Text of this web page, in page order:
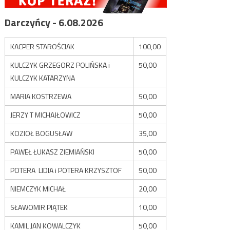
Darczyńcy - 6.08.2026
KACPER STAROŚCIAK
100,00
KULCZYK GRZEGORZ POLIŃSKA i
KULCZYK KATARZYNA
50,00
MARIA KOSTRZEWA
50,00
JERZY T MICHAJŁOWICZ
50,00
KOZIOŁ BOGUSŁAW
35,00
PAWEŁ ŁUKASZ ZIEMIAŃSKI
50,00
POTERA LIDIA i POTERA KRZYSZTOF
50,00
NIEMCZYK MICHAŁ
20,00
SŁAWOMIR PIĄTEK
10,00
KAMIL JAN KOWALCZYK
50,00